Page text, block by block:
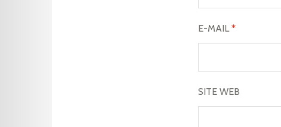
E-MAIL *
SITE WEB